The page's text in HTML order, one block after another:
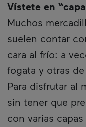
Vístete en
Muchos
suelen contar
cara al frío: a
fogata y otras
Para disfrutar al
sin tener que
con varias